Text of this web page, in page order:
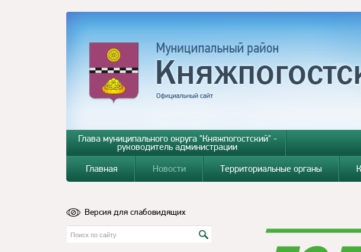
Глава муниципального округа "Княжпогостский" -
руководитель администрации
Главная Новости Территориальные органы
Версия для слабовидящих